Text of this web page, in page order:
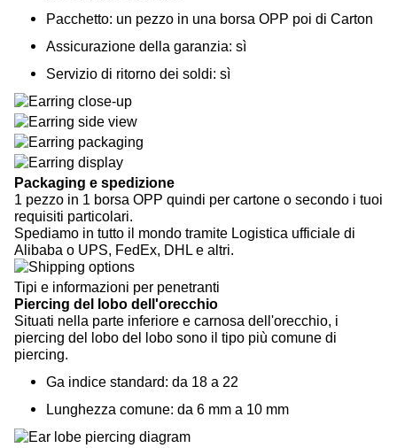
Pacchetto: un pezzo in una borsa OPP poi di Carton
Assicurazione della garanzia: sì
Servizio di ritorno dei soldi: sì
Packaging e spedizione
1 pezzo in 1 borsa OPP quindi per cartone o secondo i tuoi
requisiti particolari.
Spediamo in tutto il mondo tramite Logistica ufficiale di
Alibaba o UPS, FedEx, DHL e altri.
Tipi e informazioni per penetranti
Piercing del lobo dell'orecchio
Situati nella parte inferiore e carnosa dell'orecchio, i
piercing del lobo del lobo sono il tipo più comune di
piercing.
Ga indice standard: da 18 a 22
Lunghezza comune: da 6 mm a 10 mm